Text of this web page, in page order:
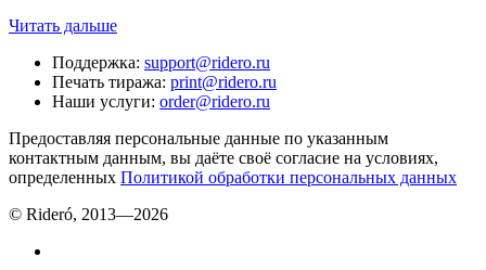
Читать дальше
Поддержка: support@ridero.ru
Печать тиража: print@ridero.ru
Наши услуги: order@ridero.ru
Предоставляя персональные данные по указанным
контактным данным, вы даёте своё согласие на условиях,
определенных Политикой обработки персональных данных
© Rideró, 2013—2026